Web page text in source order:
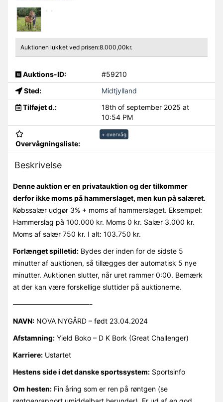
Auktionen lukket ved prisen:8.000,00kr.
Auktions-ID:
#59210
Sted:
Midtjylland
Tilføjet d.:
18th of september 2025 at
10:54 PM
Overvågningsliste:
+ overvåg
Beskrivelse
Denne auktion er en privatauktion og der tilkommer
derfor ikke moms på hammerslaget, men kun på salæret.
Købssalær udgør 3% + moms af hammerslaget. Eksempel:
Hammerslag på 100.000 kr. Moms 0 kr. Salær 3.000 kr.
Moms af salær 750 kr. I alt: 103.750 kr.
Forlænget spilletid:Bydes der inden for de sidste 5
minutter af auktionen, så tillægges der automatisk 5 nye
minutter. Auktionen slutter, når uret rammer 0:00. Bemærk
at der kan være forskellige sluttider på auktionerne.
———————————-
NAVN:NOVA NYGÅRD – født 23.04.2024
Afstamning:Yield Boko – D K Bork (Great Challenger)
Karriere:Ustartet
Hestens side i det danske sportssystem:Sportsinfo
Om hesten:Fin åring som er ren på røntgen (se